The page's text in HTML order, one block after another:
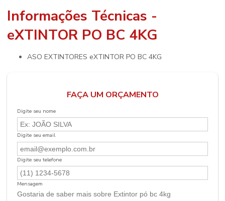
Informações Técnicas -
eXTINTOR PO BC 4KG
ASO EXTINTORES eXTINTOR PO BC 4KG
FAÇA UM ORÇAMENTO
Digite seu nome
Digite seu email
Digite seu telefone
Mensagem